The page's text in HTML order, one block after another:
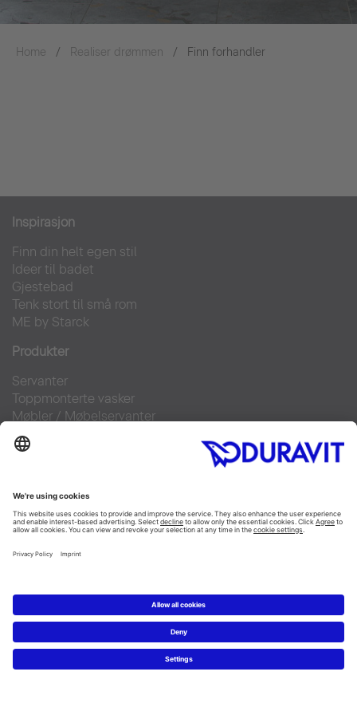
Home Realiser drømmen Finn forhandler
Inspirasjon
Finn din helt egen stil
Ideer til badet
Gjestebad
Tenk stort til små rom
ME by Starck
Produkter
Servanter
Toppmonterte vasker
Møbler / Møbelservanter
Toaletter
Alle Duravit serier/kategorier
3D tegneprogram
Produktinformasjon
Service
Kontakt
Duravit brosjyrer